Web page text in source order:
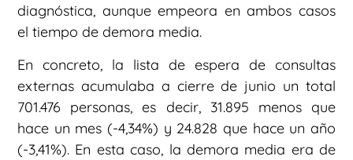
diagnóstica, aunque empeora en ambos casos
el tiempo de demora media.
En concreto, la lista de espera de consultas
externas acumulaba a cierre de junio un total
701.476 personas, es decir, 31.895 menos que
hace un mes (-4,34%) y 24.828 que hace un año
(-3,41%). En esta caso, la demora media era de